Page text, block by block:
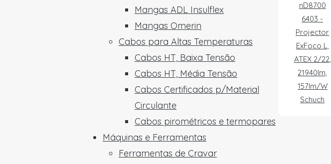
Mangas ADL Insulflex
Mangas Omerin
Cabos para Altas Temperaturas
Cabos HT, Baixa Tensão
Cabos HT, Média Tensão
Cabos Certificados p/Material
Circulante
Cabos pirométricos e termopares
Máquinas e Ferramentas
Ferramentas de Cravar
nD8700
6403 -
Projector
ExFoco L,
ATEX 2/22,
21940lm,
157lm/W
Schuch